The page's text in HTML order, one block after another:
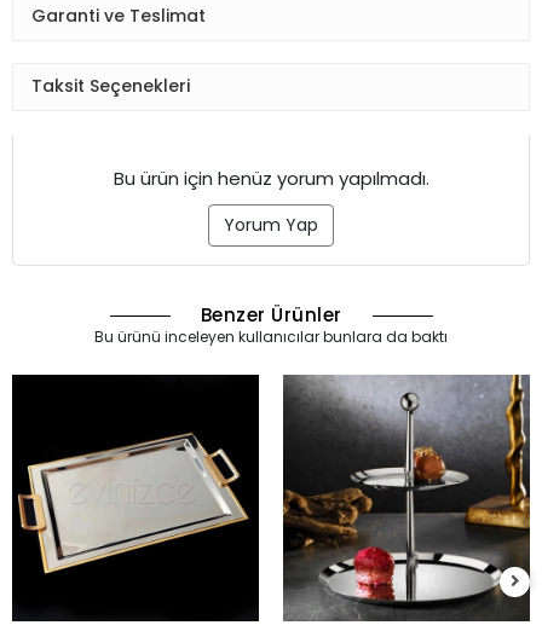
Garanti ve Teslimat
Taksit Seçenekleri
Bu ürün için henüz yorum yapılmadı.
Yorum Yap
Benzer Ürünler
Bu ürünü inceleyen kullanıcılar bunlara da baktı